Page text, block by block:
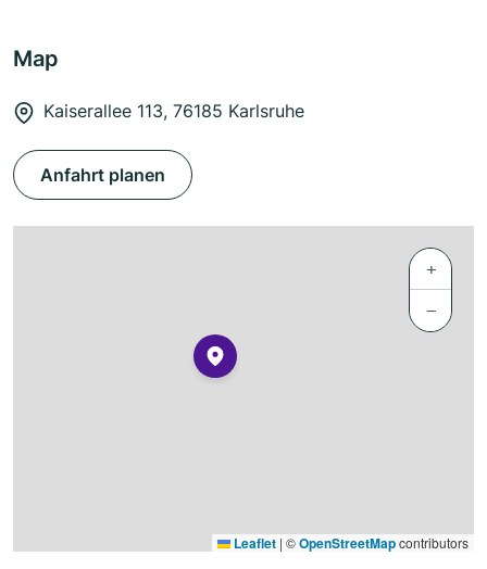
Map
Kaiserallee 113, 76185 Karlsruhe
Anfahrt planen
+
−
Leaflet | ©OpenStreetMapcontributors